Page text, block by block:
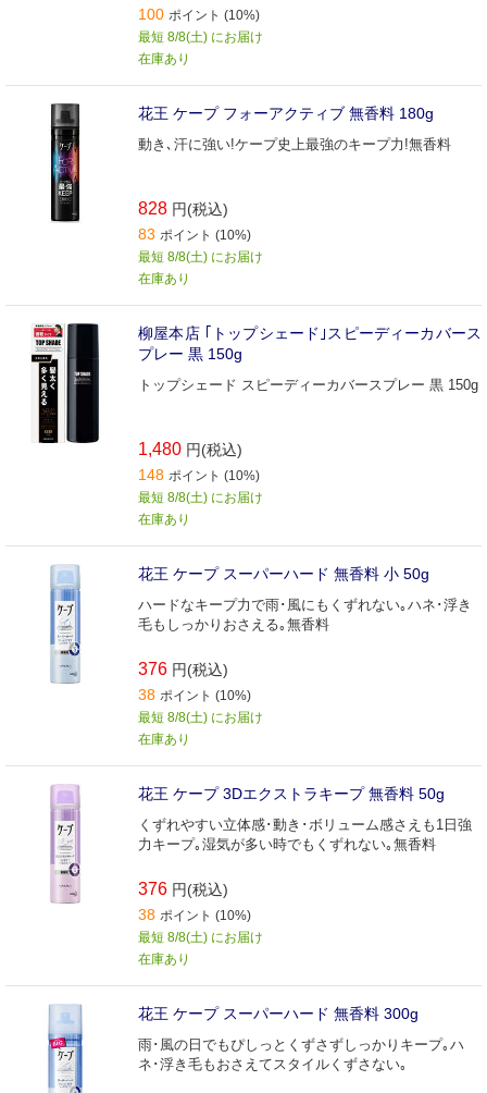
100 ポイント (10%)
最短 8/8(土) にお届け
在庫あり
花王 ケープ フォーアクティブ 無香料 180g
動き､汗に強い!ケープ史上最強のキープ力!無香料
828 円(税込)
83 ポイント (10%)
最短 8/8(土) にお届け
在庫あり
柳屋本店 ｢トップシェード｣スピーディーカバース
プレー 黒 150g
トップシェード スピーディーカバースプレー 黒 150g
1,480 円(税込)
148 ポイント (10%)
最短 8/8(土) にお届け
在庫あり
花王 ケープ スーパーハード 無香料 小 50g
ハードなキープ力で雨･風にもくずれない｡ハネ･浮き
毛もしっかりおさえる｡無香料
376 円(税込)
38 ポイント (10%)
最短 8/8(土) にお届け
在庫あり
花王 ケープ 3Dエクストラキープ 無香料 50g
くずれやすい立体感･動き･ボリューム感さえも1日強
力キープ｡湿気が多い時でもくずれない｡無香料
376 円(税込)
38 ポイント (10%)
最短 8/8(土) にお届け
在庫あり
花王 ケープ スーパーハード 無香料 300g
雨･風の日でもぴしっとくずさずしっかりキープ｡ハ
ネ･浮き毛もおさえてスタイルくずさない｡